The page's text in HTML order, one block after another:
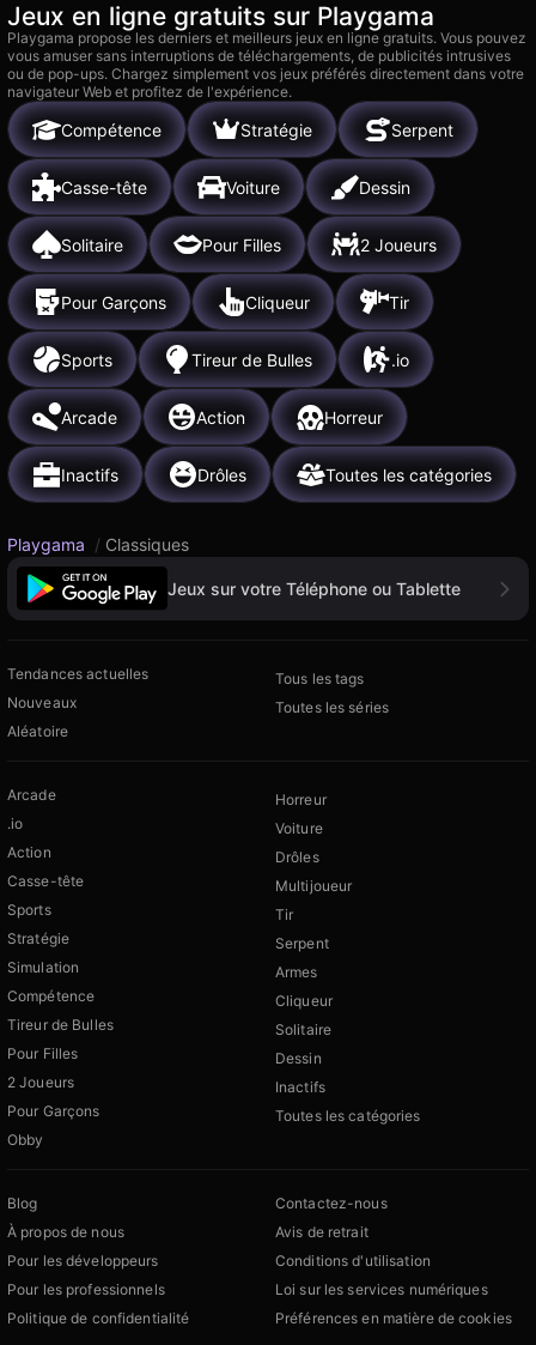
Jeux en ligne gratuits sur Playgama
Playgama propose les derniers et meilleurs jeux en ligne gratuits. Vous pouvez
vous amuser sans interruptions de téléchargements, de publicités intrusives
ou de pop-ups. Chargez simplement vos jeux préférés directement dans votre
navigateur Web et profitez de l'expérience.
Compétence Stratégie Serpent
Casse-tête Voiture Dessin
Solitaire Pour Filles 2 Joueurs
Pour Garçons Cliqueur Tir
Sports Tireur de Bulles .io
Arcade Action Horreur
Inactifs Drôles Toutes les catégories
Playgama / Classiques
Jeux sur votre Téléphone ou Tablette
Tendances actuelles
Nouveaux
Aléatoire
Tous les tags
Toutes les séries
Arcade
.io
Action
Casse-tête
Sports
Stratégie
Simulation
Compétence
Tireur de Bulles
Pour Filles
2 Joueurs
Pour Garçons
Obby
Horreur
Voiture
Drôles
Multijoueur
Tir
Serpent
Armes
Cliqueur
Solitaire
Dessin
Inactifs
Toutes les catégories
Blog
À propos de nous
Pour les développeurs
Pour les professionnels
Politique de confidentialité
Contactez-nous
Avis de retrait
Conditions d'utilisation
Loi sur les services numériques
Préférences en matière de cookies